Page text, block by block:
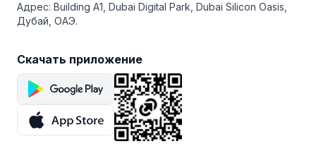
Адрес: Building A1, Dubai Digital Park, Dubai Silicon Oasis,
Дубай, ОАЭ.
Скачать приложение